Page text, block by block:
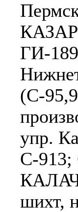
ГИ-
(С-
упр.
С-913;
шихт,